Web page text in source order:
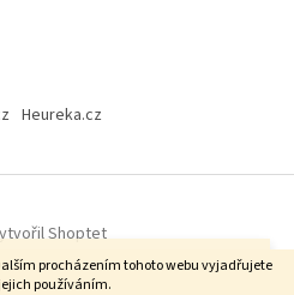
procházením tohoto webu vyjadřujete
používáním.
u nás probíhá firemní dovolená.
do 10 hodin a následně od
Heureka.cz
Shoptet